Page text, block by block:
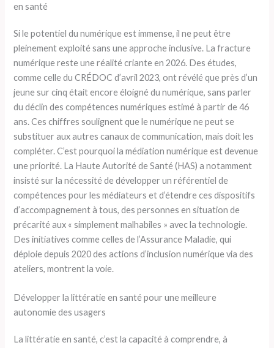
en santé
Si le potentiel du numérique est immense, il ne peut être
pleinement exploité sans une approche inclusive. La fracture
numérique reste une réalité criante en 2026. Des études,
comme celle du CRÉDOC d’avril 2023, ont révélé que près d’un
jeune sur cinq était encore éloigné du numérique, sans parler
du déclin des compétences numériques estimé à partir de 46
ans. Ces chiffres soulignent que le numérique ne peut se
substituer aux autres canaux de communication, mais doit les
compléter. C’est pourquoi la médiation numérique est devenue
une priorité. La Haute Autorité de Santé (HAS) a notamment
insisté sur la nécessité de développer un référentiel de
compétences pour les médiateurs et d’étendre ces dispositifs
d’accompagnement à tous, des personnes en situation de
précarité aux « simplement malhabiles » avec la technologie.
Des initiatives comme celles de l’Assurance Maladie, qui
déploie depuis 2020 des actions d’inclusion numérique via des
ateliers, montrent la voie.
Développer la littératie en santé pour une meilleure
autonomie des usagers
La littératie en santé, c’est la capacité à comprendre, à